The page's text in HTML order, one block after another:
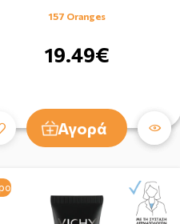
157 Oranges
19.49€
Αγορά